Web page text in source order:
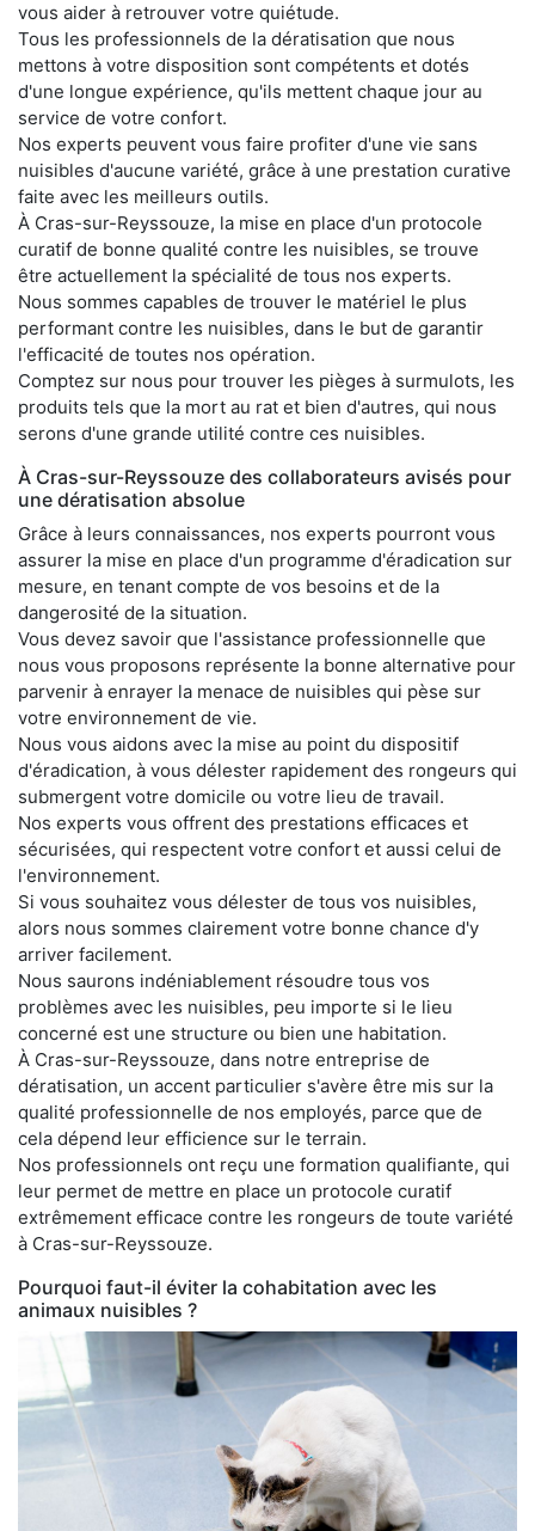
vous aider à retrouver votre quiétude.
Tous les professionnels de la dératisation que nous
mettons à votre disposition sont compétents et dotés
d'une longue expérience, qu'ils mettent chaque jour au
service de votre confort.
Nos experts peuvent vous faire profiter d'une vie sans
nuisibles d'aucune variété, grâce à une prestation curative
faite avec les meilleurs outils.
À Cras-sur-Reyssouze, la mise en place d'un protocole
curatif de bonne qualité contre les nuisibles, se trouve
être actuellement la spécialité de tous nos experts.
Nous sommes capables de trouver le matériel le plus
performant contre les nuisibles, dans le but de garantir
l'efficacité de toutes nos opération.
Comptez sur nous pour trouver les pièges à surmulots, les
produits tels que la mort au rat et bien d'autres, qui nous
serons d'une grande utilité contre ces nuisibles.
À Cras-sur-Reyssouze des collaborateurs avisés pour
une dératisation absolue
Grâce à leurs connaissances, nos experts pourront vous
assurer la mise en place d'un programme d'éradication sur
mesure, en tenant compte de vos besoins et de la
dangerosité de la situation.
Vous devez savoir que l'assistance professionnelle que
nous vous proposons représente la bonne alternative pour
parvenir à enrayer la menace de nuisibles qui pèse sur
votre environnement de vie.
Nous vous aidons avec la mise au point du dispositif
d'éradication, à vous délester rapidement des rongeurs qui
submergent votre domicile ou votre lieu de travail.
Nos experts vous offrent des prestations efficaces et
sécurisées, qui respectent votre confort et aussi celui de
l'environnement.
Si vous souhaitez vous délester de tous vos nuisibles,
alors nous sommes clairement votre bonne chance d'y
arriver facilement.
Nous saurons indéniablement résoudre tous vos
problèmes avec les nuisibles, peu importe si le lieu
concerné est une structure ou bien une habitation.
À Cras-sur-Reyssouze, dans notre entreprise de
dératisation, un accent particulier s'avère être mis sur la
qualité professionnelle de nos employés, parce que de
cela dépend leur efficience sur le terrain.
Nos professionnels ont reçu une formation qualifiante, qui
leur permet de mettre en place un protocole curatif
extrêmement efficace contre les rongeurs de toute variété
à Cras-sur-Reyssouze.
Pourquoi faut-il éviter la cohabitation avec les
animaux nuisibles ?